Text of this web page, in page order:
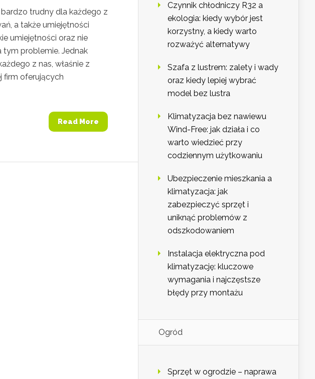
trudny dla każdego z
a także umiejętności
umiejętności oraz nie
tym problemie. Jednak
z nas, właśnie z
firm oferujących
Read More
Czynnik chłodniczy R32 a
ekologia: kiedy wybór jest
korzystny, a kiedy warto
rozważyć alternatywy
Szafa z lustrem: zalety i wady
oraz kiedy lepiej wybrać
model bez lustra
Klimatyzacja bez nawiewu
Wind-Free: jak działa i co
warto wiedzieć przy
codziennym użytkowaniu
Ubezpieczenie mieszkania a
klimatyzacja: jak
zabezpieczyć sprzęt i
uniknąć problemów z
odszkodowaniem
Instalacja elektryczna pod
klimatyzację: kluczowe
wymagania i najczęstsze
błędy przy montażu
Ogród
Sprzęt w ogrodzie – naprawa